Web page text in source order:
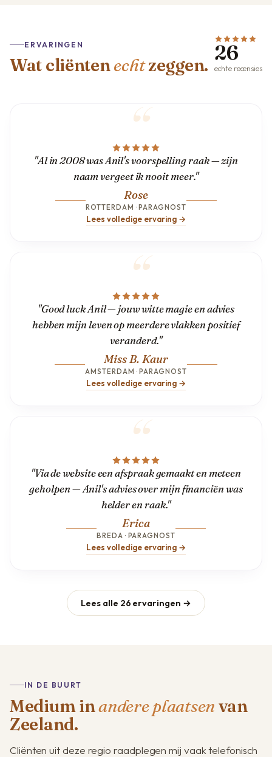
ERVARINGEN
Wat cliëntenechtzeggen.
26
echte recensies
"Al in 2008 was Anil's voorspelling raak — zijn
naam vergeet ik nooit meer."
Rose
ROTTERDAM · PARAGNOST
Lees volledige ervaring →
"Good luck Anil — jouw witte magie en advies
hebben mijn leven op meerdere vlakken positief
veranderd."
Miss B. Kaur
AMSTERDAM · PARAGNOST
Lees volledige ervaring →
"Via de website een afspraak gemaakt en meteen
geholpen — Anil's advies over mijn financiën was
helder en raak."
Erica
BREDA · PARAGNOST
Lees volledige ervaring →
Lees alle 26 ervaringen →
IN DE BUURT
Medium inandere plaatsen van
Zeeland.
Cliënten uit deze regio raadplegen mij vaak telefonisch